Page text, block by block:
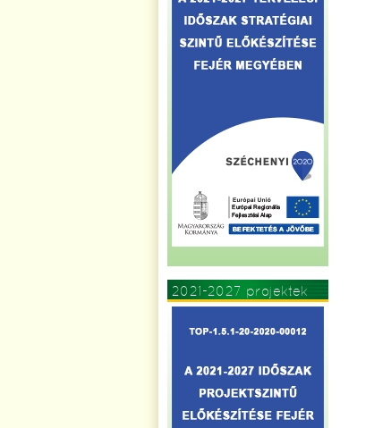
2021-2027 projektek